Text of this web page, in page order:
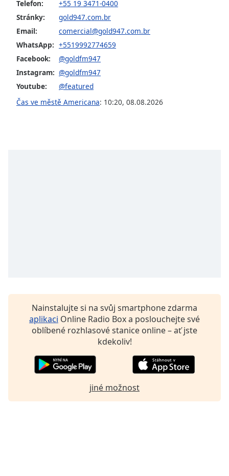
Opacity
Caption
Area
Background
Telefon:
+55 19 3471-0400
Stránky:
gold947.com.br
Email:
comercial@gold947.com.br
WhatsApp: +5519992774659
Facebook:
@goldfm947
Instagram: @goldfm947
Youtube:
@featured
Čas ve městě Americana: 10:20, 08.08.2026
Nainstalujte si na svůj smartphone zdarma
aplikaci Online Radio Box a poslouchejte své
oblíbené rozhlasové stanice online – ať jste
kdekoliv!
jiné možnost